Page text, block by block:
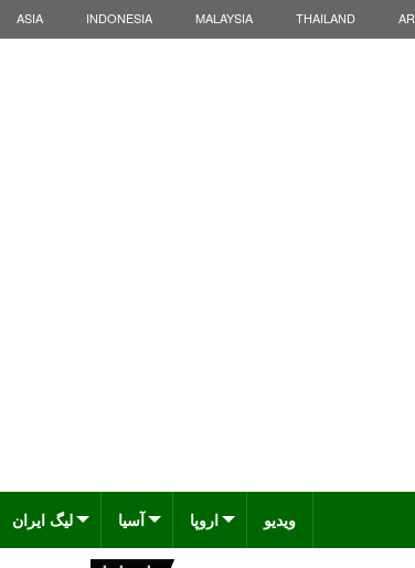
ASIA INDONESIA MALAYSIA THAILAND
لیگ ایران آسیا اروپا ویدیو